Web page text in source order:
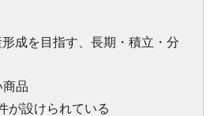
成を目指す、長期・積立・分
品
が設けられている